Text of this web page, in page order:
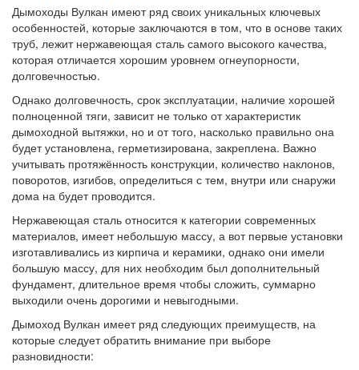
Дымоходы Вулкан имеют ряд своих уникальных ключевых
особенностей, которые заключаются в том, что в основе таких
труб, лежит нержавеющая сталь самого высокого качества,
которая отличается хорошим уровнем огнеупорности,
долговечностью.
Однако долговечность, срок эксплуатации, наличие хорошей
полноценной тяги, зависит не только от характеристик
дымоходной вытяжки, но и от того, насколько правильно она
будет установлена, герметизирована, закреплена. Важно
учитывать протяжённость конструкции, количество наклонов,
поворотов, изгибов, определиться с тем, внутри или снаружи
дома на будет проводится.
Нержавеющая сталь относится к категории современных
материалов, имеет небольшую массу, а вот первые установки
изготавливались из кирпича и керамики, однако они имели
большую массу, для них необходим был дополнительный
фундамент, длительное время чтобы сложить, суммарно
выходили очень дорогими и невыгодными.
Дымоход Вулкан имеет ряд следующих преимуществ, на
которые следует обратить внимание при выборе
разновидности: